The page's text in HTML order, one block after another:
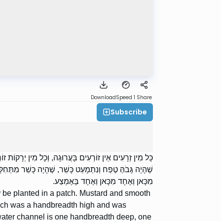
DownloadSpeed 1 Share
Subscribe
כָּל מִין זְרָעִים אֵין זוֹרְעִים בָּעֲרוּגָה, וְכָל מִין יְרָקוֹת
שֶׁהָיָה גָּבֹהַּ טֶפַח וְנִתְמָעֵט כָּשֵׁר, שֶׁהָיָה כָּשֵׁר
מִכָּאן וְאֶחָד מִכָּאן וְאֶחָד בָּאֶמְצַע.
planted in a patch. Mustard and smooth
was a handbreadth high and was
channel is one handbreadth deep, one